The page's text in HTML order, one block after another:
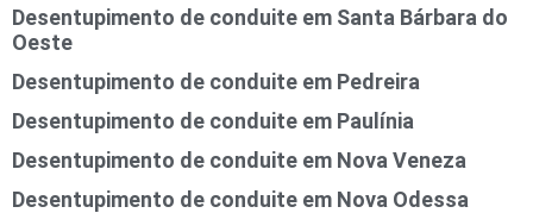
Desentupimento de conduite em Santa Bárbara do
Oeste
Desentupimento de conduite em Pedreira
Desentupimento de conduite em Paulínia
Desentupimento de conduite em Nova Veneza
Desentupimento de conduite em Nova Odessa